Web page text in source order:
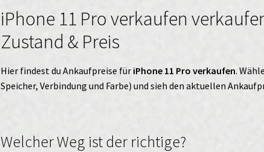
iPhone 11 Pro verkaufen
Zustand & Preis
Hier findest du Ankaufpreise für iPhone 11 Pro verkaufen.
Speicher, Verbindung und Farbe) und sieh den aktuellen
Welcher Weg ist der richtige?